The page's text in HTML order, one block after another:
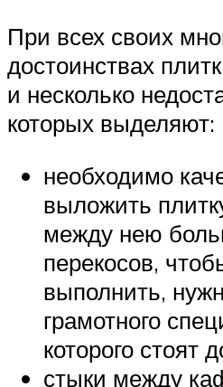
При всех своих
достоинствах
и несколько
которых выделяют:
необходимо
выложить
между нею
перекосов,
выполнить,
грамотного
которого стоят
стыки между